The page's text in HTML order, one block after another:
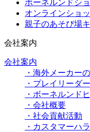
ボーネルンドシ
オンラインショ
親子のあそび場
会社案内
会社案内
・海外メーカー
・プレイリーダ
・ボーネルンド
・会社概要
・社会貢献活動
・カスタマーハ